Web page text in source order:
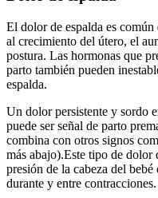
El dolor de espalda es
al crecimiento del útero, el
postura. Las hormonas que
parto también pueden
espalda.
Un dolor persistente y sordo
puede ser señal de parto
combina con otros signos
más abajo).Este tipo de dolor
presión de la cabeza del
durante y entre contracciones.